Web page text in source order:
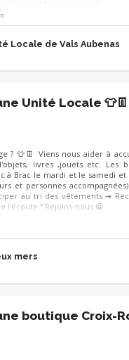
Locale de Vals Aubenas
Unité Locale 👕👖
? 👕👖 Viens nous aider à
livres ,jouets..etc. Les
à Brac le mardi et le samedi
et personnes
au tri des vêtements ➔
l'écoute ? Rejoins-nous 😀
mers
boutique Croix-